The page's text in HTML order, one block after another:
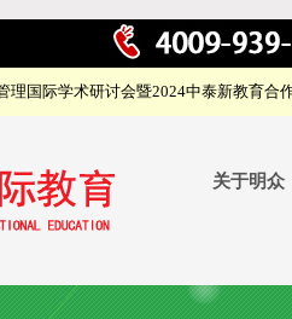
理国际学术研讨会暨2024中泰新教育合
关于明众